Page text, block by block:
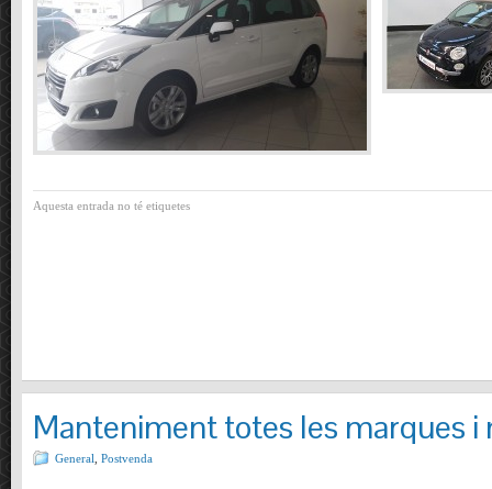
Aquesta entrada no té etiquetes
Manteniment totes les marques i
General Postvenda